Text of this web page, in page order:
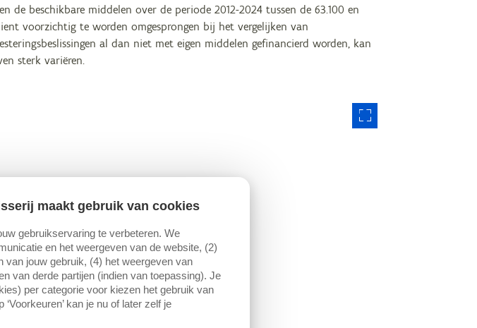
de beschikbare middelen over de periode 2012-2024 tussen de 63.100 en
voorzichtig te worden omgesprongen bij het vergelijken van
al dan niet met eigen middelen gefinancierd worden, kan
sterk variëren.
maakt gebruik van cookies
gebruikservaring te verbeteren. We
en het weergeven van de website, (2)
jouw gebruik, (4) het weergeven van
van derde partijen (indien van toepassing). Je
per categorie voor kiezen het gebruik van
kan je nu of later zelf je